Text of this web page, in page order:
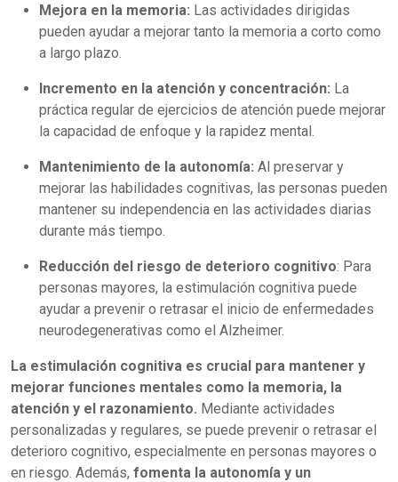
Mejora en la memoria: Las actividades dirigidas
pueden ayudar a mejorar tanto la memoria a corto como
a largo plazo.
Incremento en la atención y concentración: La
práctica regular de ejercicios de atención puede mejorar
la capacidad de enfoque y la rapidez mental.
Mantenimiento de la autonomía: Al preservar y
mejorar las habilidades cognitivas, las personas pueden
mantener su independencia en las actividades diarias
durante más tiempo.
Reducción del riesgo de deterioro cognitivo: Para
personas mayores, la estimulación cognitiva puede
ayudar a prevenir o retrasar el inicio de enfermedades
neurodegenerativas como el Alzheimer.
La estimulación cognitiva es crucial para mantener y
mejorar funciones mentales como la memoria, la
atención y el razonamiento. Mediante actividades
personalizadas y regulares, se puede prevenir o retrasar el
deterioro cognitivo, especialmente en personas mayores o
en riesgo. Además, fomenta la autonomía y un